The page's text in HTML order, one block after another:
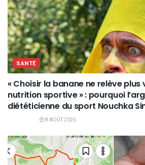
SANTÉ
« Choisir la banane ne relève
nutrition sportive » : pourquoi
diététicienne du sport Nouchka
8 AOÛT 2026